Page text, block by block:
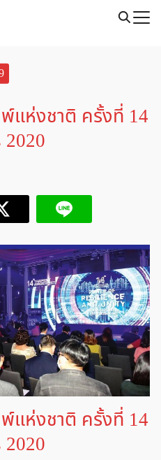
แห่งชาติ ครั้งที่ 14
แห่งชาติ ครั้งที่ 14